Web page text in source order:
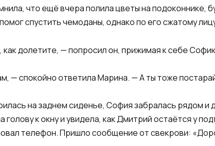
что ещё вчера полила цветы на подоконнике,
спустить чемоданы, однако по его сжатому
как долетите, — попросил он, прижимая к себе
— спокойно ответила Марина. — А ты тоже
на заднем сиденье, София забралась рядом
голову к окну и увидела, как Дмитрий остаётся у
телефон. Пришло сообщение от свекрови: